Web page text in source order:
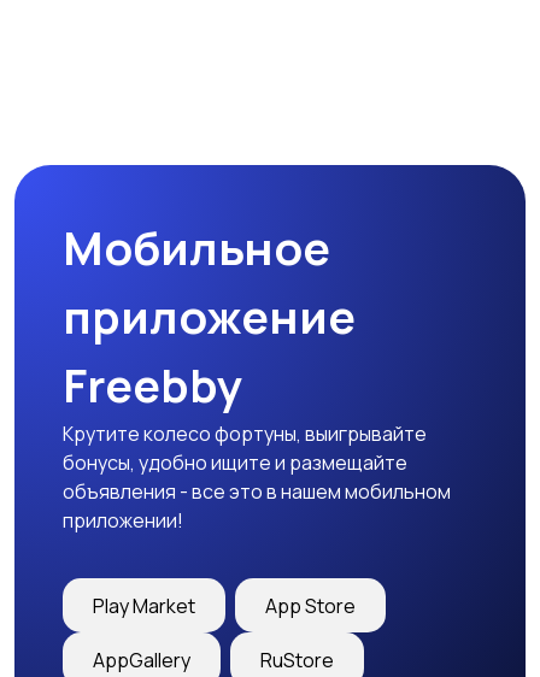
Медицина Начало карьеры
Образование и наука
закупки
Мобильное
приложение
Freebby
Крутите колесо фортуны, выигрывайте
бонусы, удобно ищите и размещайте
объявления - все это в нашем мобильном
приложении!
Play Market App Store
AppGallery RuStore